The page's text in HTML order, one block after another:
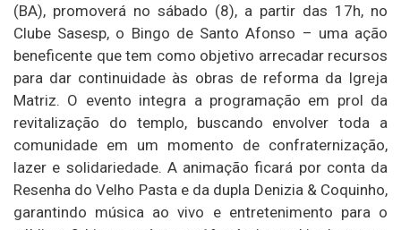
(BA), promoverá no sábado (8), a partir das 17h, no
Clube Sasesp, o Bingo de Santo Afonso – uma ação
beneficente que tem como objetivo arrecadar recursos
para dar continuidade às obras de reforma da Igreja
Matriz. O evento integra a programação em prol da
revitalização do templo, buscando envolver toda a
comunidade em um momento de confraternização,
lazer e solidariedade. A animação ficará por conta da
Resenha do Velho Pasta e da dupla Denizia & Coquinho,
garantindo música ao vivo e entretenimento para o